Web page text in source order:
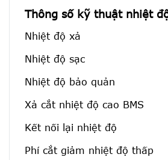
Thông số kỹ thuật nhiệt
Nhiệt độ xả
Nhiệt độ sạc
Nhiệt độ bảo quản
Xả cắt nhiệt độ cao BMS
Kết nối lại nhiệt độ
Phí cắt giảm nhiệt độ thấp